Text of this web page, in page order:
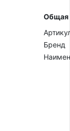
Общая
Бренд